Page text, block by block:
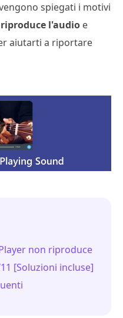
spiegati i motivi
l'audio e
aiutarti a riportare
non riproduce
[Soluzioni incluse]